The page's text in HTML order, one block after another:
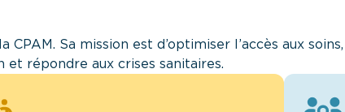
Sa mission est d’optimiser l’accès aux
répondre aux crises sanitaires.